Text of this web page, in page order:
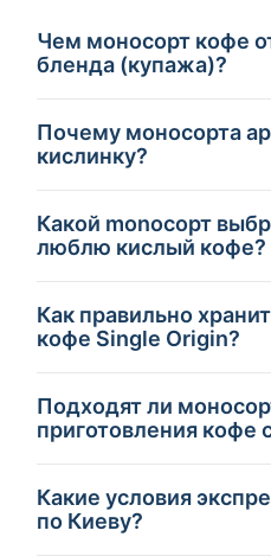
Чем моносорт кофе
бленда (купажа)?
Почему моносорта
кислинку?
Какой monoсорт
люблю кислый кофе?
Как правильно
кофе Single Origin?
Подходят ли
приготовления кофе
Какие условия
по Киеву?